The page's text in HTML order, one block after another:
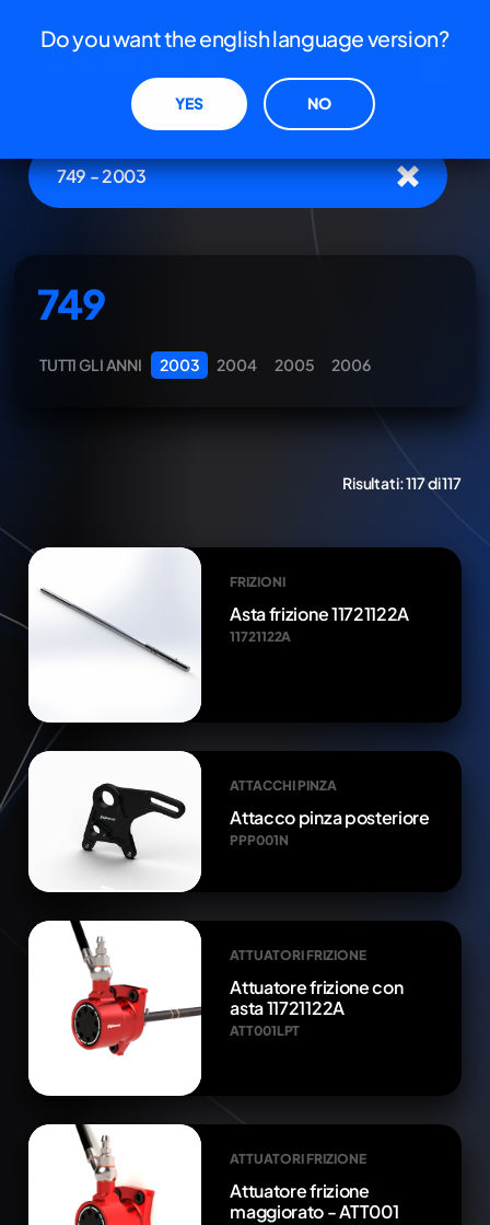
749 - 2003
749
TUTTI GLI ANNI 2003 2004 2005 2006
Risultati:117 di 117
FRIZIONI
Asta frizione 11721122A
11721122A
ATTACCHI PINZA
Attacco pinza posteriore
PPP001N
ATTUATORI FRIZIONE
Attuatore frizione con
asta 11721122A
ATT001LPT
ATTUATORI FRIZIONE
Attuatore frizione
maggiorato - ATT001
Do you want the english language version?
YES NO